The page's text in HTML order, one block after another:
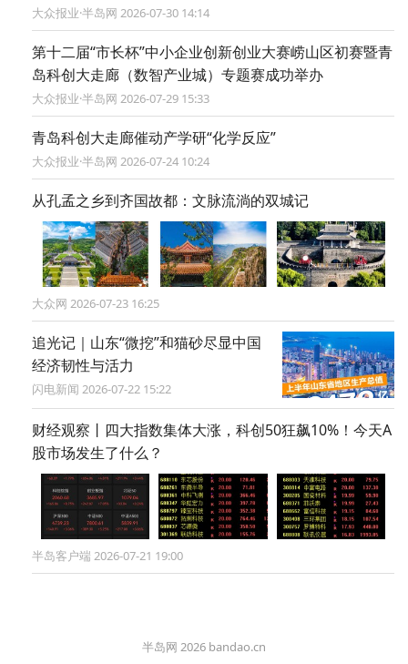
大众报业·半岛网 2026-07-30 14:14
第十二届“市长杯”中小企业创新创业大赛崂山区初赛暨青
岛科创大走廊（数智产业城）专题赛成功举办
大众报业·半岛网 2026-07-29 15:33
青岛科创大走廊催动产学研“化学反应”
大众报业·半岛网 2026-07-24 10:24
从孔孟之乡到齐国故都：文脉流淌的双城记
大众网 2026-07-23 16:25
追光记｜山东“微挖”和猫砂尽显中国
经济韧性与活力
闪电新闻 2026-07-22 15:22
财经观察丨四大指数集体大涨，科创50狂飙10%！今天A
股市场发生了什么？
半岛客户端 2026-07-21 19:00
半岛网 2026 bandao.cn